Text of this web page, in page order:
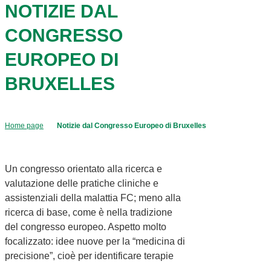
NOTIZIE DAL
CONGRESSO
EUROPEO DI
BRUXELLES
Home page Notizie dal Congresso Europeo di Bruxelles
Un congresso orientato alla ricerca e
valutazione delle pratiche cliniche e
assistenziali della malattia FC; meno alla
ricerca di base, come è nella tradizione
del congresso europeo. Aspetto molto
focalizzato: idee nuove per la “medicina di
precisione”, cioè per identificare terapie